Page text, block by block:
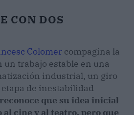
CON DOS
Colomer compagina la
trabajo estable en una
industrial, un giro
de inestabilidad
que su idea inicial
al cine y al teatro, pero que